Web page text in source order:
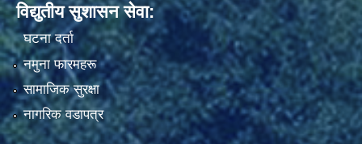
विद्युतीय सुशासन सेवा:
घटना दर्ता
नमुना फारमहरू
सामाजिक सुरक्षा
नागरिक वडापत्र